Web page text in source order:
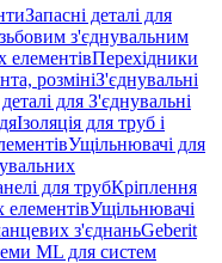
Запасні деталі для
з'єднувальним
елементівПерехідники
розмініЗ'єднувальні
для З'єднувальні
Ізоляція для труб і
Ущільнювачі для
для трубКріплення
елементівУщільнювачі
з'єднаньGeberit
ML для систем